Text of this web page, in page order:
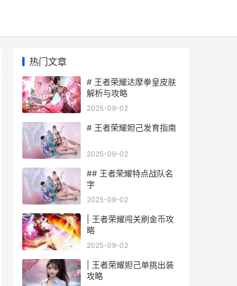
热门文章
# 王者荣耀达摩拳皇皮肤
解析与攻略
2025-09-02
# 王者荣耀妲己发育指南
2025-09-02
## 王者荣耀特点战队名
字
2025-09-02
| 王者荣耀闯关刷金币攻
略
2025-09-02
| 王者荣耀妲己单挑出装
攻略